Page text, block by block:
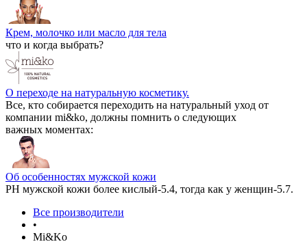
Крем, молочко или масло для тела
что и когда выбрать?
О переходе на натуральную косметику.
Все, кто собирается переходить на натуральный уход от
компании mi&ko, должны помнить о следующих
важных моментах:
Об особенностях мужской кожи
РН мужской кожи более кислый-5.4, тогда как у женщин-5.7.
Все производители
•
Mi&Ko